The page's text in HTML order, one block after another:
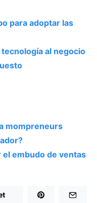
para adoptar las
al negocio
mompreneurs
el embudo de ventas